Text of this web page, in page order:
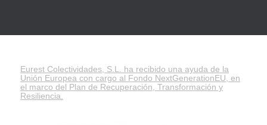
Eurest Colectividades, S.L. ha recibido una ayuda de la
Unión Europea con cargo al Fondo NextGenerationEU, en
el marco del Plan de Recuperación, Transformación y
Resiliencia.